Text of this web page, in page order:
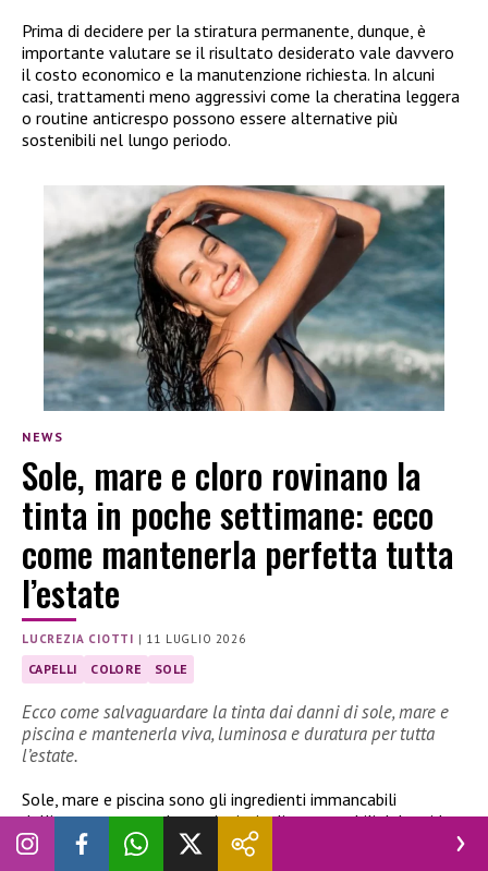
Prima di decidere per la stiratura permanente, dunque, è
importante valutare se il risultato desiderato vale davvero
il costo economico e la manutenzione richiesta. In alcuni
casi, trattamenti meno aggressivi come la cheratina leggera
o routine anticrespo possono essere alternative più
sostenibili nel lungo periodo.
NEWS
Sole, mare e cloro rovinano la
tinta in poche settimane: ecco
come mantenerla perfetta tutta
l’estate
LUCREZIA CIOTTI | 11 LUGLIO 2026
CAPELLI COLORE SOLE
Ecco come salvaguardare la tinta dai danni di sole, mare e
piscina e mantenerla viva, luminosa e duratura per tutta
l’estate.
Sole, mare e piscina sono gli ingredienti immancabili
dell’estate, ma anche tra i principali responsabili del rapido
deterioramento dellatinta
. Raggi UV, salsedine e cloro